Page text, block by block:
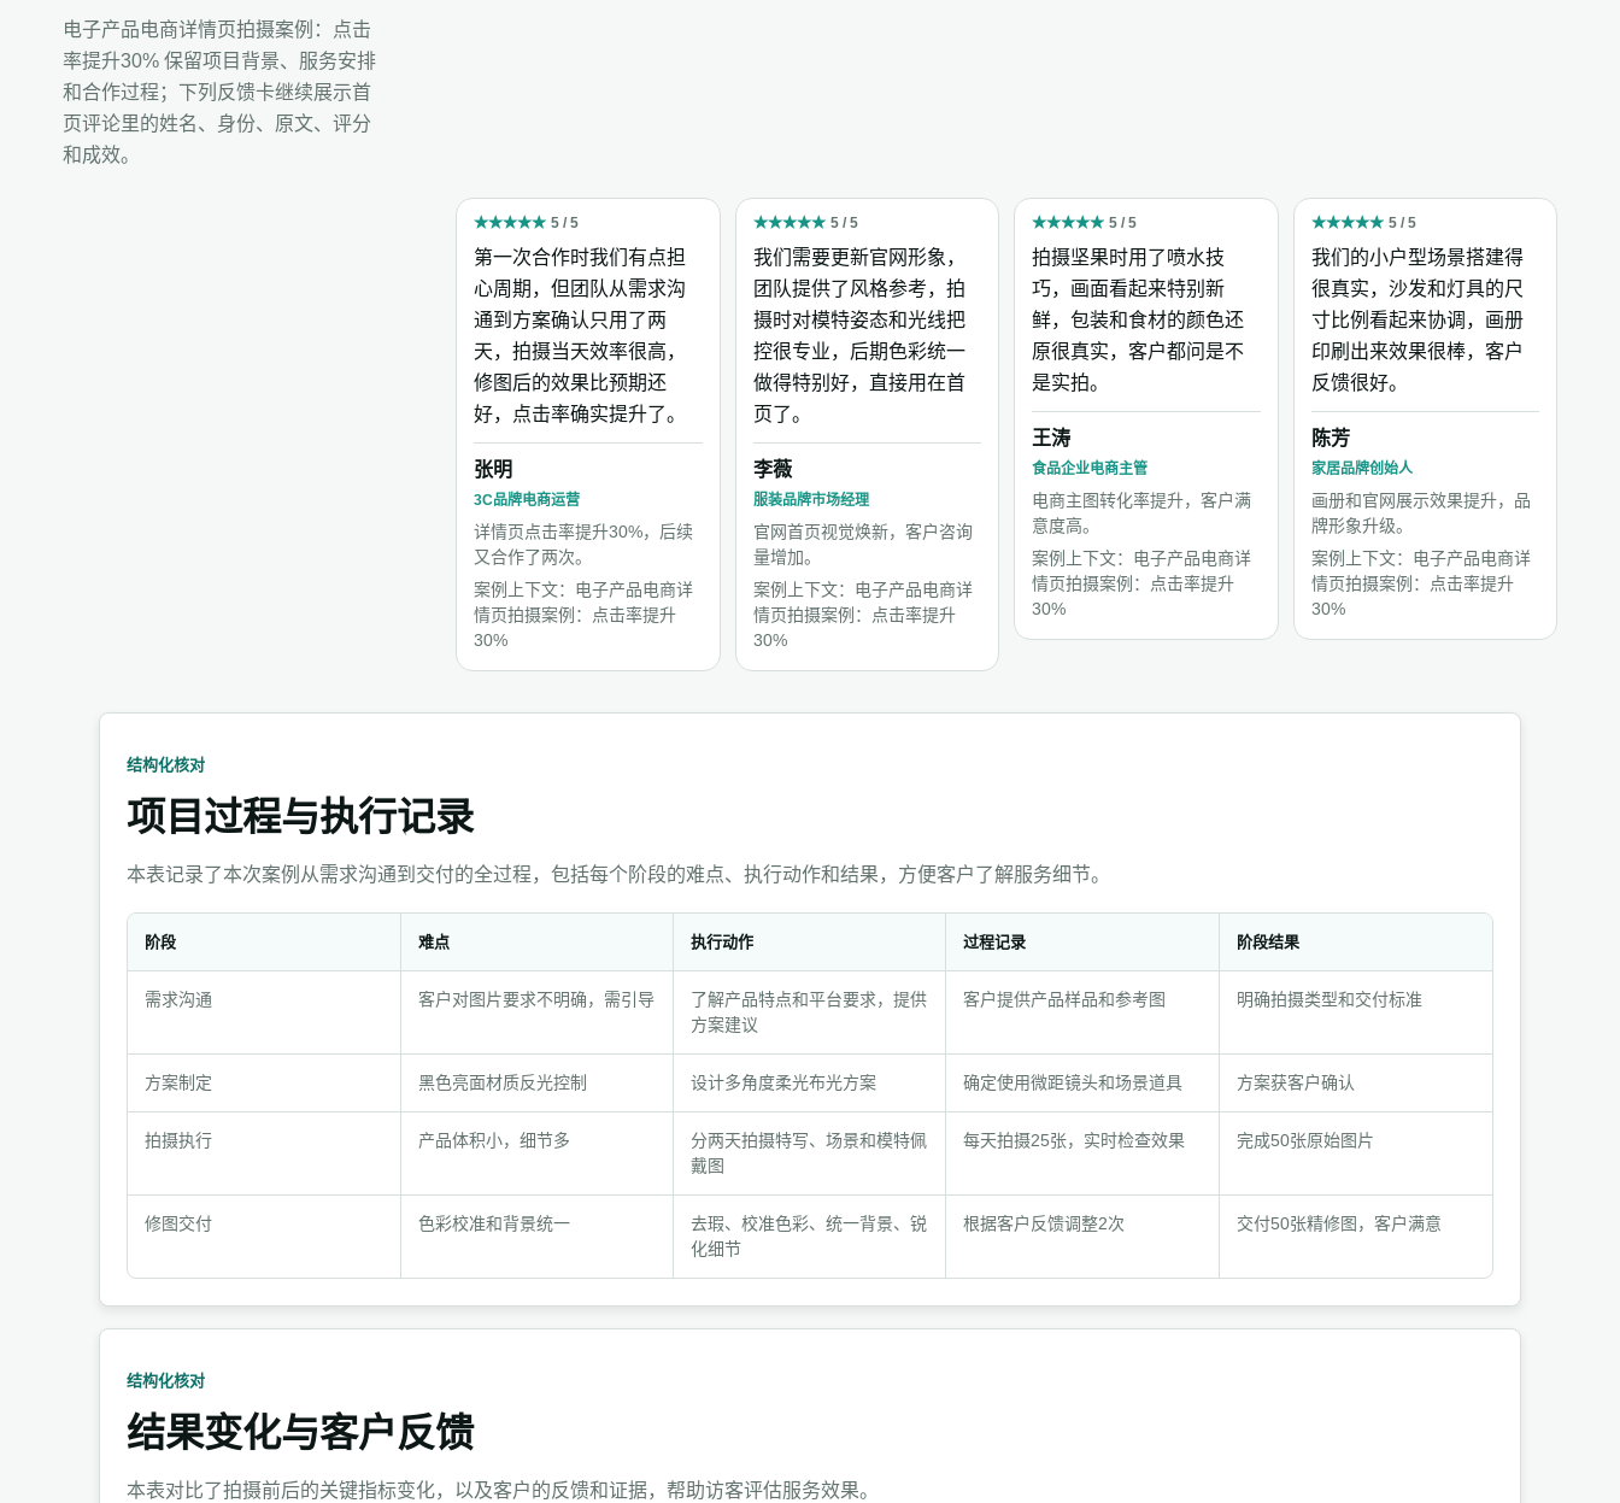
电子产品电商详情页拍摄案例：点击
率提升30% 保留项目背景、服务安排
和合作过程；下列反馈卡继续展示首
页评论里的姓名、身份、原文、评分
和成效。
★★★★★ 5 / 5
第一次合作时我们有点担
心周期，但团队从需求沟
通到方案确认只用了两
天，拍摄当天效率很高，
修图后的效果比预期还
好，点击率确实提升了。
张明
3C品牌电商运营
详情页点击率提升30%，后续
又合作了两次。
案例上下文：电子产品电商详
情页拍摄案例：点击率提升
30%
★★★★★ 5 / 5
我们需要更新官网形象，
团队提供了风格参考，拍
摄时对模特姿态和光线把
控很专业，后期色彩统一
做得特别好，直接用在首
页了。
李薇
服装品牌市场经理
官网首页视觉焕新，客户咨询
量增加。
案例上下文：电子产品电商详
情页拍摄案例：点击率提升
30%
★★★★★ 5 / 5
拍摄坚果时用了喷水技
巧，画面看起来特别新
鲜，包装和食材的颜色还
原很真实，客户都问是不
是实拍。
王涛
食品企业电商主管
电商主图转化率提升，客户满
意度高。
案例上下文：电子产品电商详
情页拍摄案例：点击率提升
30%
★★★★★ 5 / 5
我们的小户型场景搭建得
很真实，沙发和灯具的尺
寸比例看起来协调，画册
印刷出来效果很棒，客户
反馈很好。
陈芳
家居品牌创始人
画册和官网展示效果提升，品
牌形象升级。
案例上下文：电子产品电商详
情页拍摄案例：点击率提升
30%
结构化核对
项目过程与执行记录
本表记录了本次案例从需求沟通到交付的全过程，包括每个阶段的难点、执行动作和结果，方便客户了解服务细节。
过
程
与
执
阶段 难点 执行动作 过程记录 阶段结果
需求沟通 客户对图片要求不明确，需引导
了解产品特点和平台要求，提供
方案建议
客户提供产品样品和参考图 明确拍摄类型和交付标准
方案制定 黑色亮面材质反光控制 设计多角度柔光布光方案 确定使用微距镜头和场景道具 方案获客户确认
拍摄执行 产品体积小，细节多
分两天拍摄特写、场景和模特佩
戴图
每天拍摄25张，实时检查效果 完成50张原始图片
修图交付 色彩校准和背景统一
去瑕、校准色彩、统一背景、锐
化细节
根据客户反馈调整2次 交付50张精修图，客户满意
结构化核对
结果变化与客户反馈
本表对比了拍摄前后的关键指标变化，以及客户的反馈和证据，帮助访客评估服务效果。